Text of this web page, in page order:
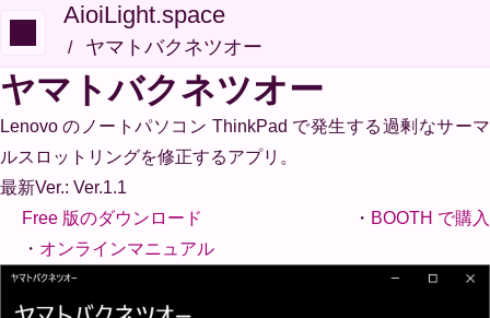
AioiLight.space
ヤマトバクネツオー
ヤマトバクネツオー
Lenovo のノートパソコン ThinkPad で発生する過剰なサーマ
ルスロットリングを修正するアプリ。
最新Ver.: Ver.1.1
Free 版のダウンロード
BOOTH で購入
オンラインマニュアル